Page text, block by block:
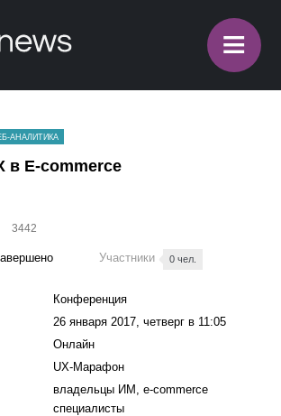
≡
АНАЛИТИКА
в E-commerce
3442
Участники 0 чел.
Конференция
26 января 2017, четверг в 11:05
Онлайн
UX-Марафон
владельцы ИМ, e-commerce
специалисты